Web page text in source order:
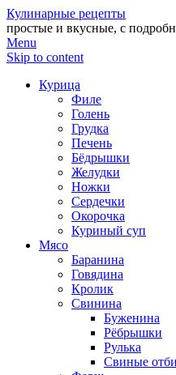
Кулинарные рецепты
простые и вкусные, с
Menu
Skip to content
Курица
Филе
Голень
Грудка
Печень
Бёдрышки
Желудки
Ножки
Сердечки
Окорочка
Куриный суп
Мясо
Баранина
Говядина
Кролик
Свинина
Буженина
Рёбрышки
Рулька
Свиные